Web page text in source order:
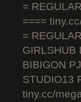
=
====
=
GIRLSHUB
BIBIGON
STUDIO13
tiny.cc/